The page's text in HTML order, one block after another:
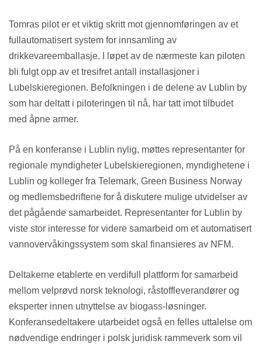
Tomras pilot er et viktig skritt mot gjennomføringen av et
fullautomatisert system for innsamling av
drikkevareemballasje. I løpet av de nærmeste kan piloten
bli fulgt opp av et tresifret antall installasjoner i
Lubelskieregionen. Befolkningen i de delene av Lublin by
som har deltatt i piloteringen til nå, har tatt imot tilbudet
med åpne armer.
På en konferanse i Lublin nylig, møttes representanter for
regionale myndigheter Lubelskieregionen, myndighetene i
Lublin og kolleger fra Telemark, Green Business Norway
og medlemsbedriftene for å diskutere mulige utvidelser av
det pågående samarbeidet. Representanter for Lublin by
viste stor interesse for videre samarbeid om et automatisert
vannovervåkingssystem som skal finansieres av NFM.
Deltakerne etablerte en verdifull plattform for samarbeid
mellom velprøvd norsk teknologi, råstoffleverandører og
eksperter innen utnyttelse av biogass-løsninger.
Konferansedeltakere utarbeidet også en felles uttalelse om
nødvendige endringer i polsk juridisk rammeverk som vil